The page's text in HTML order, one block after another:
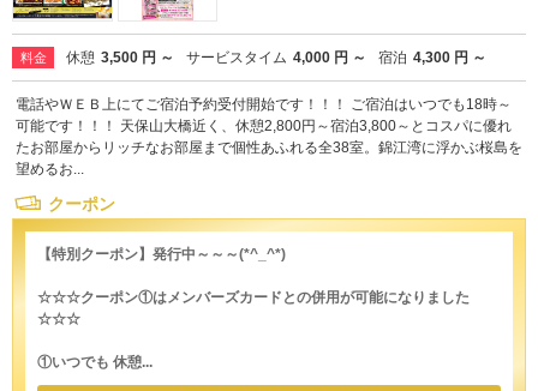
料金 休憩 3,500 円 ～ サービスタイム 4,000 円 ～ 宿泊 4,300 円 ～
電話やＷＥＢ上にてご宿泊予約受付開始です！！！ ご宿泊はいつでも18時～
可能です！！！ 天保山大橋近く、休憩2,800円～宿泊3,800～とコスパに優れ
たお部屋からリッチなお部屋まで個性あふれる全38室。錦江湾に浮かぶ桜島を
望めるお...
クーポン
【特別クーポン】発行中～～～(*^_^*)
☆☆☆クーポン①はメンバーズカードとの併用が可能になりました
☆☆☆
①いつでも 休憩...